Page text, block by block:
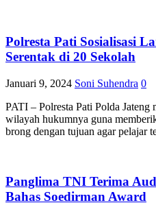
Polresta Pati Sosialisasi
Serentak di 20 Sekolah
Januari 9, 2024 Soni Suhendra 0
PATI – Polresta Pati Polda
wilayah hukumnya guna
brong dengan tujuan agar pelajar
Panglima TNI Terima
Bahas Soedirman Award